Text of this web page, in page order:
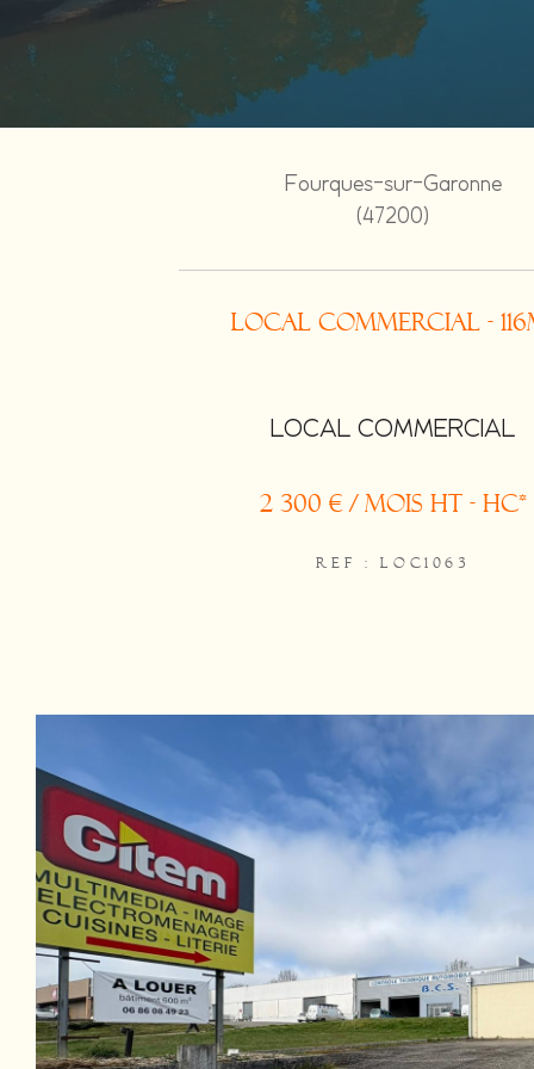
Fourques-sur-Garonne
(47200)
Local commercial -
LOCAL COMMERCIAL
2 300 € / mois HT - HC*
REF : LOC1063